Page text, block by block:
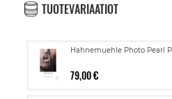
TUOTEVARIAATIOT
Hahnemuehle Photo Pearl
79,00 €